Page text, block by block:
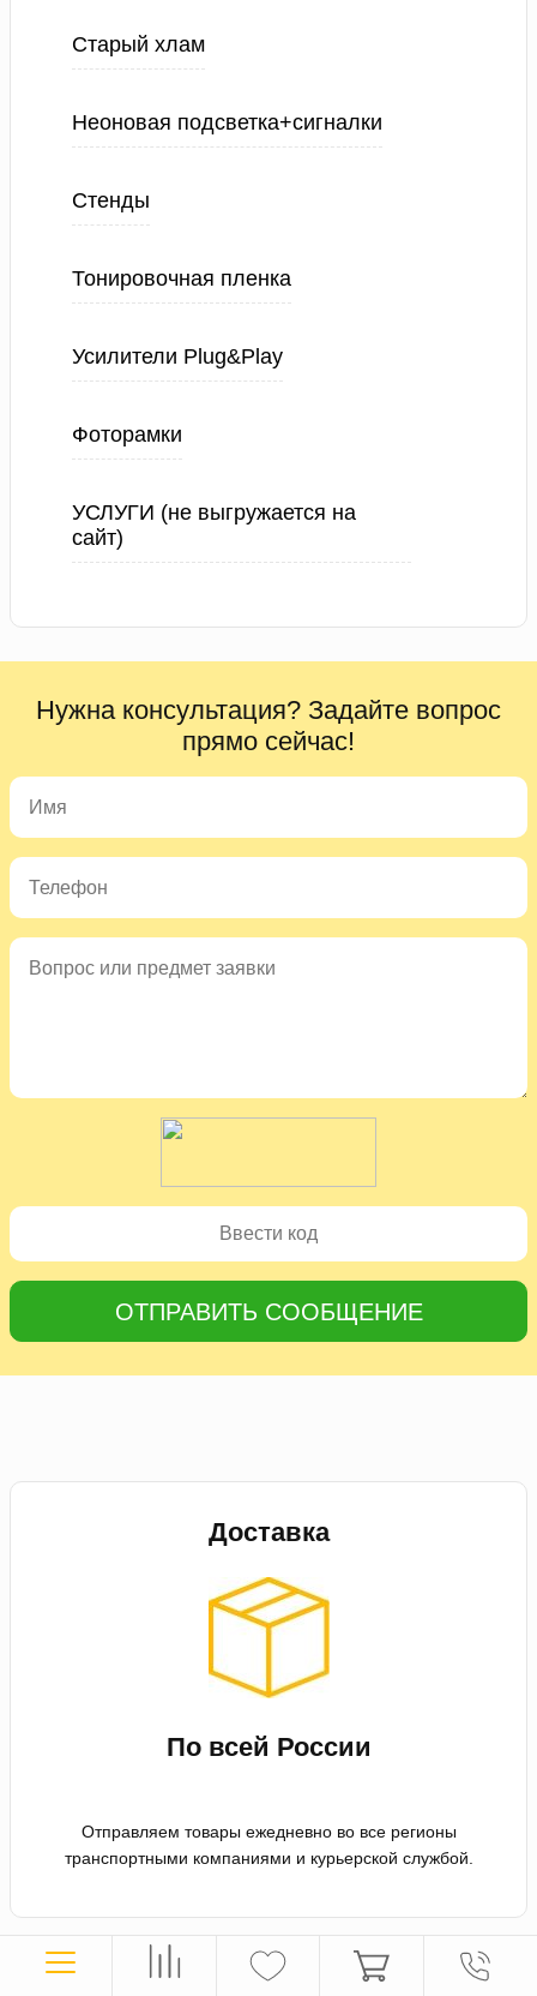
Старый хлам
Неоновая подсветка+сигналки
Стенды
Тонировочная пленка
Усилители Plug&Play
Фоторамки
УСЛУГИ (не выгружается на
сайт)
Нужна консультация? Задайте вопрос
прямо сейчас!
ОТПРАВИТЬ СООБЩЕНИЕ
Доставка
По всей России
Отправляем товары ежедневно во все регионы
транспортными компаниями и курьерской службой.
Оплата